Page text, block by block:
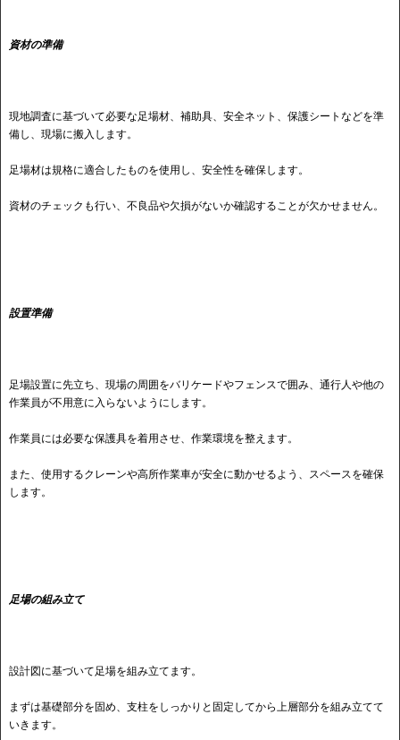
資材の準備
現地調査に基づいて必要な足場材、補助具、安全ネット、保護シートなどを準
備し、現場に搬入します。
足場材は規格に適合したものを使用し、安全性を確保します。
資材のチェックも行い、不良品や欠損がないか確認することが欠かせません。
設置準備
足場設置に先立ち、現場の周囲をバリケードやフェンスで囲み、通行人や他の
作業員が不用意に入らないようにします。
作業員には必要な保護具を着用させ、作業環境を整えます。
また、使用するクレーンや高所作業車が安全に動かせるよう、スペースを確保
します。
足場の組み立て
設計図に基づいて足場を組み立てます。
まずは基礎部分を固め、支柱をしっかりと固定してから上層部分を組み立てて
いきます。